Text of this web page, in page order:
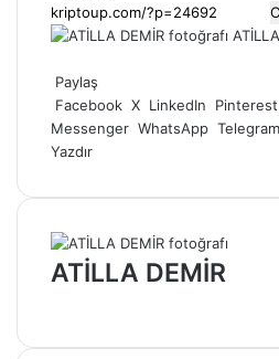
Paylaş
Facebook X LinkedIn Pinterest
Messenger WhatsApp Telegram
Yazdır
ATİLLA DEMİR